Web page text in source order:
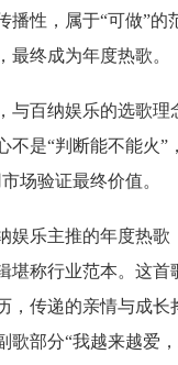
播性，属于“可做”的
最终成为年度热歌。
与百纳娱乐的选歌理
是“判断能不能火”
场验证最终价值。
娱乐主推的年度热歌
堪称行业范本。这首
，传递的亲情与成长
歌部分“我越来越爱